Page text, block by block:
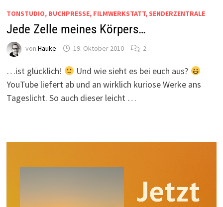
TONSTUDIO, BUCHPRESSE, FILMWERKSTATT, SENDERZENTRALE
Jede Zelle meines Körpers…
von Hauke 19. Oktober 2010 2
…ist glücklich!
Und wie sieht es bei euch aus?
YouTube liefert ab und an wirklich kuriose Werke ans
Tageslicht. So auch dieser leicht …